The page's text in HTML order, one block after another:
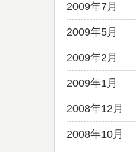
2009年7月
2009年5月
2009年2月
2009年1月
2008年12月
2008年10月